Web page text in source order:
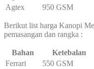
Agtex
950 GSM
Berikut list harga Kanopi
pemasangan dan rangka :
Bahan Ketebalan
Ferrari
550 GSM